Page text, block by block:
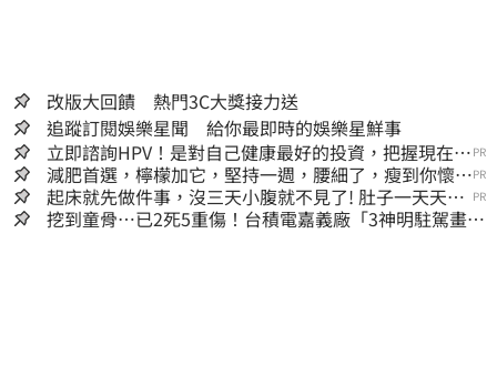
改版大回饋 熱門3C大獎接力送
追蹤訂閱娛樂星聞 給你最即時的娛樂星鮮事
立即諮詢HPV！是對自己健康最好的投資，把握現在不
嫌晚！
PR
減肥首選，檸檬加它，堅持一週，腰細了，瘦到你懷疑
人生
PR
起床就先做件事，沒三天小腹就不見了! 肚子一天天變
小！
PR
挖到童骨…已2死5重傷！台積電嘉義廠「3神明駐駕畫面